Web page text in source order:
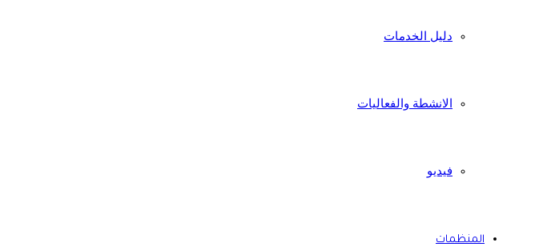
دليل الخدمات
الانشطة والفعاليات
فيديو
المنظمات